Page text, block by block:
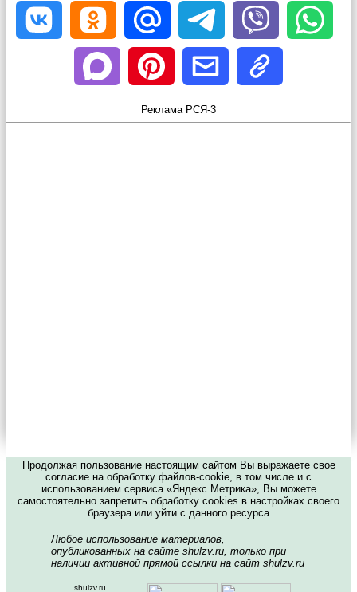
Реклама РСЯ-3
Продолжая пользование настоящим сайтом Вы выражаете свое
согласие на обработку файлов-cookie, в том числе и с
использованием сервиса «Яндекс Метрика», Вы можете
самостоятельно запретить обработку cookies в настройках своего
браузера или уйти с данного ресурса
Любое использование материалов,
опубликованных на сайте shulzv.ru, только при
наличии активной прямой ссылки на сайт shulzv.ru
shulzv.ru